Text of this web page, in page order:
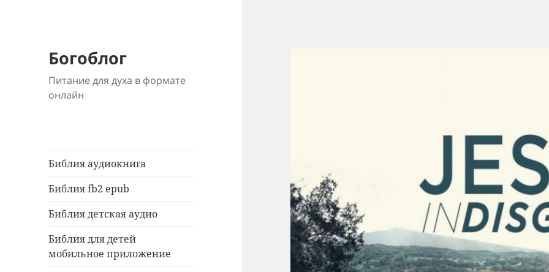
Богоблог
Питание для духа в формате
онлайн
Библия аудиокнига
Библия fb2 epub
Библия детская аудио
Библия для детей
мобильное приложение